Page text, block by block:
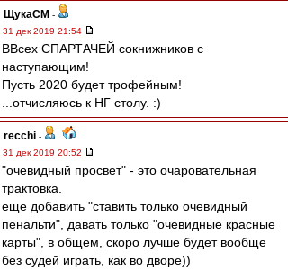
ЩукаСМ -
31 дек 2019 21:54
ВВсех СПАРТАЧЕЙ сокнижников с
наступающим!
Пусть 2020 будет трофейным!
...отчисляюсь к НГ столу. :)
recchi -
31 дек 2019 20:52
"очевидный просвет" - это очаровательная
трактовка.
еще добавить "ставить только очевидный
пенальти", давать только "очевидные красные
карты", в общем, скоро лучше будет вообще
без судей играть, как во дворе))